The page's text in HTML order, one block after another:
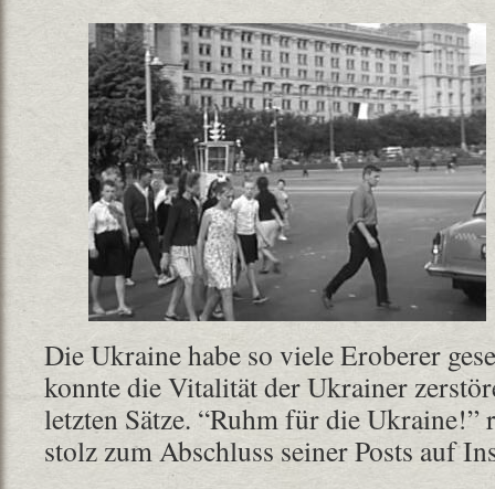
Die Ukraine habe so viele Eroberer
konnte die Vitalität der Ukrainer
letzten Sätze. “Ruhm für die
stolz zum Abschluss seiner Posts auf